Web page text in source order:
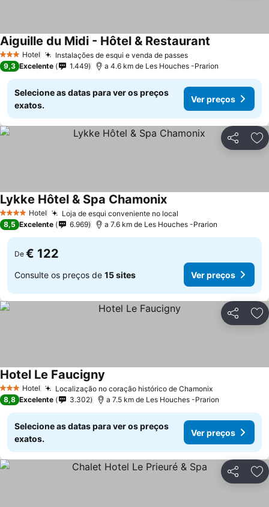
3 EstrelasHotel Instalações de esqui e venda de passes
Aiguille du Midi - Hôtel & Restaurant
9,3 Excelente 1.449 a 4.6 km de Les Houches -Prarion
Selecione as datas para ver os preços
exatos.
Ver preços
Partilhar
4 EstrelasHotel Loja de esqui conveniente no local
Lykke Hôtel & Spa Chamonix
8,5 Excelente 6.969 a 7.6 km de Les Houches -Prarion
De € 122
Consulte os preços de 15 sites Ver preços
Partilhar
3 EstrelasHotel Localização no coração histórico de Chamonix
Hotel Le Faucigny
8,8 Excelente 3.302 a 7.5 km de Les Houches -Prarion
Selecione as datas para ver os preços
exatos.
Ver preços
Partilhar